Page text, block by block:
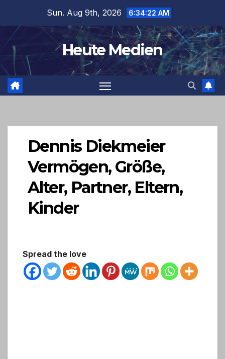
content
Sun. Aug 9th, 2026 6:34:22 AM
Heute Medien
Dennis Diekmeier
Vermögen, Größe,
Alter, Partner, Eltern,
Kinder
Spread the love